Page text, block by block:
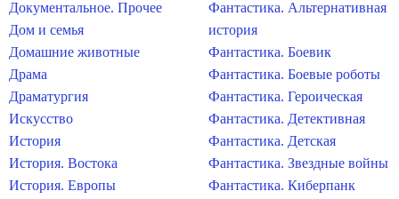
Документальное. Прочее
Дом и семья
Домашние животные
Драма
Драматургия
Искусство
История
История. Востока
История. Европы
Фантастика. Альтернативная
история
Фантастика. Боевик
Фантастика. Боевые роботы
Фантастика. Героическая
Фантастика. Детективная
Фантастика. Детская
Фантастика. Звездные войны
Фантастика. Киберпанк